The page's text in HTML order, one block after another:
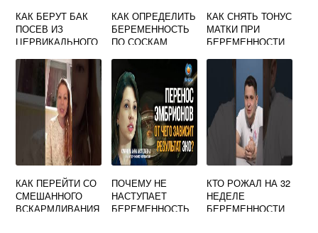
КАК БЕРУТ БАК
ПОСЕВ ИЗ
ЦЕРВИКАЛЬНОГО
БЕРЕМЕННОСТИ
КАК ОПРЕДЕЛИТЬ
БЕРЕМЕННОСТЬ
ПО СОСКАМ
КАК СНЯТЬ ТОНУС
МАТКИ ПРИ
БЕРЕМЕННОСТИ
ТРИМЕСТРЕ
БЫСТРО
КАК ПЕРЕЙТИ СО
СМЕШАННОГО
ВСКАРМЛИВАНИЯ
ПОЧЕМУ НЕ
НАСТУПАЕТ
БЕРЕМЕННОСТЬ
КТО РОЖАЛ НА 32
НЕДЕЛЕ
БЕРЕМЕННОСТИ